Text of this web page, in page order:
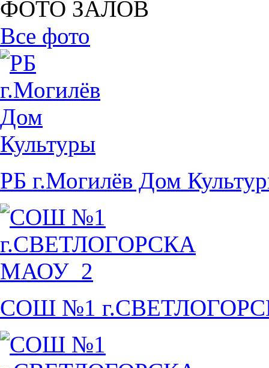
ФОТО ЗАЛОВ
Все фото
РБ г.Могилёв Дом
СОШ №1